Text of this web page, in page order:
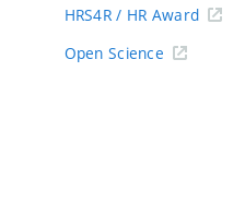
HRS4R / HR Award
Open Science